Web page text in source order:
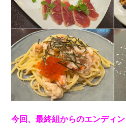
今回、最終組からのエンディ